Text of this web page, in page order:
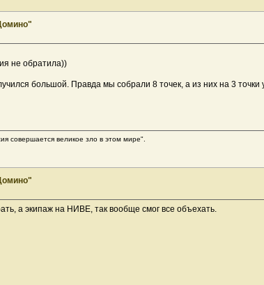
не обратила))
большой. Правда мы собрали 8 точек, а из них на 3
совершается великое зло в этом мире".
а экипаж на НИВЕ, так вообще смог все объехать.